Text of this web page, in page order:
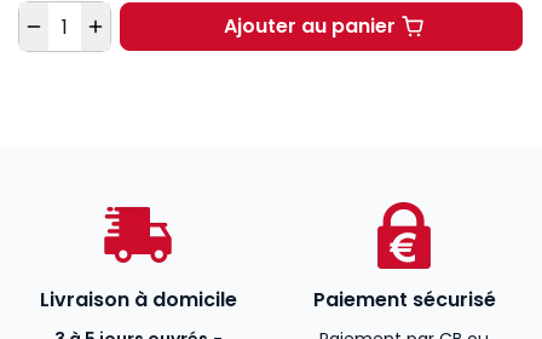
Quantité Ajouter au panierTasse Code du travail
Livraison à domicile Paiement sécurisé